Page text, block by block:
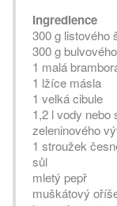
Ingredience
300 g listového
300 g
1 malá
1 lžíce másla
1 velká cibule
1,2 l vody nebo
zeleninového
1 stroužek
sůl
mletý pepř
muškátový